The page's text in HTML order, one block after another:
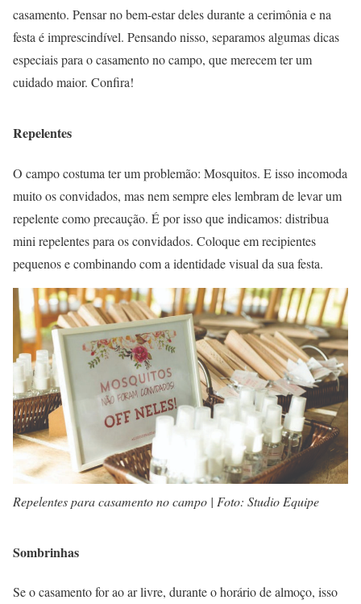
casamento. Pensar no bem-estar deles durante a cerimônia e na
festa é imprescindível. Pensando nisso, separamos algumas dicas
especiais para o casamento no campo, que merecem ter um
cuidado maior. Confira!
Repelentes
O campo costuma ter um problemão: Mosquitos. E isso incomoda
muito os convidados, mas nem sempre eles lembram de levar um
repelente como precaução. É por isso que indicamos: distribua
mini repelentes para os convidados. Coloque em recipientes
pequenos e combinando com a identidade visual da sua festa.
Repelentes para casamento no campo | Foto: Studio Equipe
Sombrinhas
Se o casamento for ao ar livre, durante o horário de almoço, isso